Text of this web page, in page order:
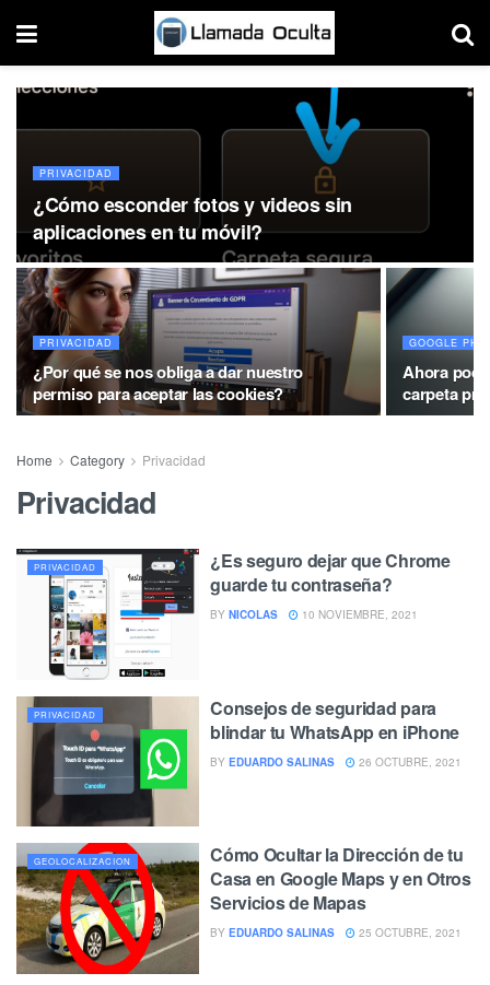
PRIVACIDAD
¿Cómo esconder fotos y videos sin
aplicaciones en tu móvil?
PRIVACIDAD
¿Por qué se nos obliga a dar nuestro
permiso para aceptar las cookies?
GOOGLE
Ahora
carpeta
Home Category Privacidad
Privacidad
PRIVACIDAD
¿Es seguro dejar que Chrome
guarde tu contraseña?
BY NICOLAS 10 NOVIEMBRE, 2021
PRIVACIDAD
Consejos de seguridad para
blindar tu WhatsApp en iPhone
BY EDUARDO SALINAS 26 OCTUBRE, 2021
GEOLOCALIZACION
Cómo Ocultar la Dirección de tu
Casa en Google Maps y en Otros
Servicios de Mapas
BY EDUARDO SALINAS 25 OCTUBRE, 2021